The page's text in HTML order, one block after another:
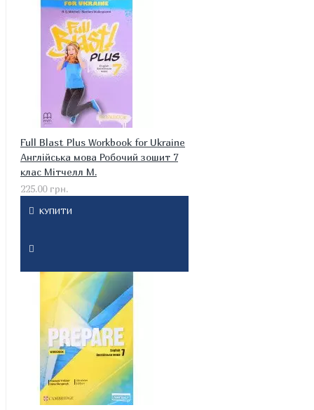
Full Blast Plus Workbook for Ukraine
Англійська мова Робочий зошит 7
клас Мітчелл М.
225.00 грн.
КУПИТИ